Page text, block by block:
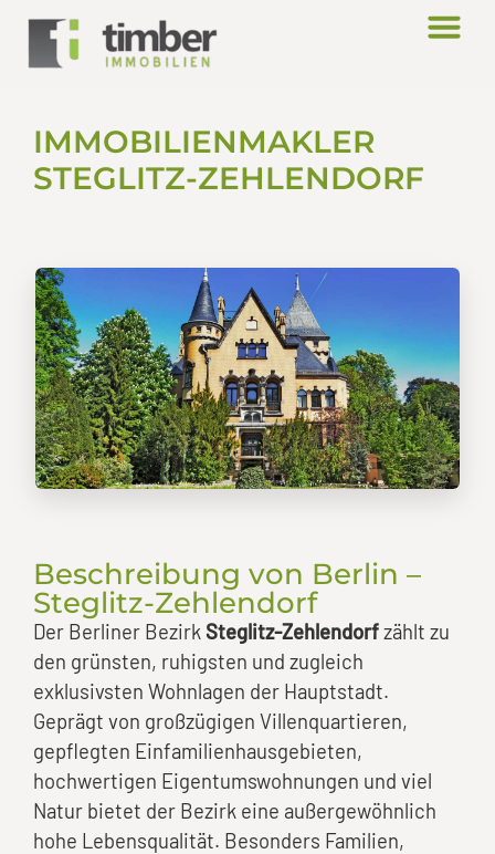
IMMOBILIENMAKLER
STEGLITZ-ZEHLENDORF
Beschreibung von Berlin –
Steglitz-Zehlendorf
Der Berliner Bezirk Steglitz-Zehlendorfzählt zu
den grünsten, ruhigsten und zugleich
exklusivsten Wohnlagen der Hauptstadt.
Geprägt von großzügigen Villenquartieren,
gepflegten Einfamilienhausgebieten,
hochwertigen Eigentumswohnungen und viel
Natur bietet der Bezirk eine außergewöhnlich
hohe Lebensqualität. Besonders Familien,